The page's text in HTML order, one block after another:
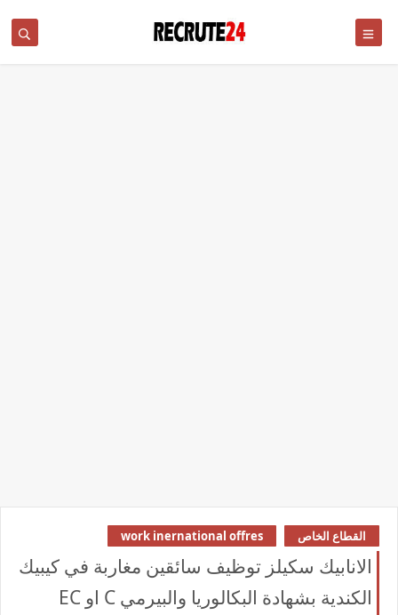
القطاع الخاص work inernational offres
الانابيك سكيلز توظيف سائقين مغاربة في كيبيك
الكندية بشهادة البكالوريا والبيرمي C او EC